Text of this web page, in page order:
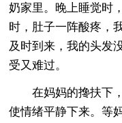
奶家里。晚上睡觉时
时，肚子一阵酸疼，
及时到来，我的头发
受又难过。
在妈妈的搀扶下，
使情绪平静下来。等